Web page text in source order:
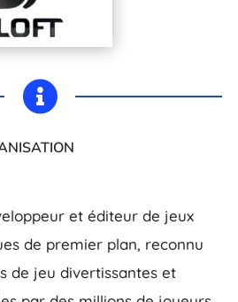

et éditeur de jeux
de premier plan, reconnu
de jeu divertissantes et